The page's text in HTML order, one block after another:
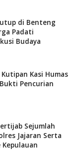
di Benteng
Padati
Budaya
Kasi Humas
Pencurian
Sejumlah
Jajaran Serta